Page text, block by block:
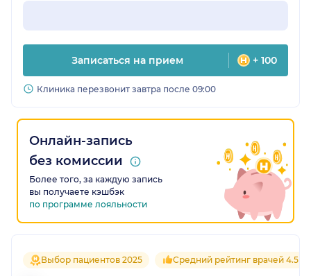
Записаться на прием + 100
Клиника перезвонит завтра после 09:00
Онлайн-запись
без комиссии
Более того, за каждую запись
вы получаете кэшбэк
по программе лояльности
Выбор пациентов 2025 Средний рейтинг врачей 4.5